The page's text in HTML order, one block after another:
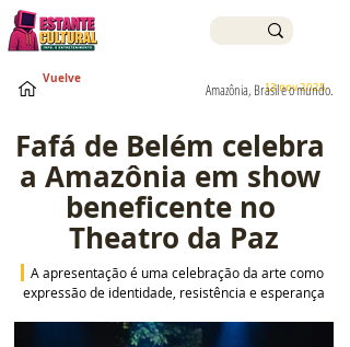
13 nov 2025
Amazônia, Brasil e o mundo.
Vuelve
Fafá de Belém celebra
a Amazônia em show
beneficente no
Theatro da Paz
A apresentação é uma celebração da arte como
expressão de identidade, resistência e esperança